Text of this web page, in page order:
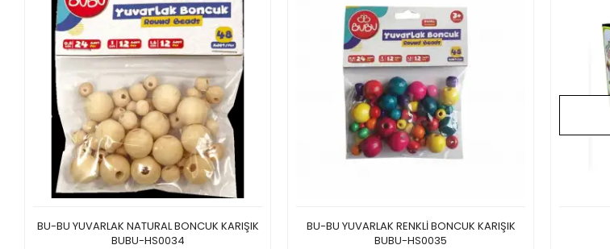
BU-BU YUVARLAK NATURAL BONCUK KARIŞIK
BUBU-HS0034
BU-BU YUVARLAK RENKLİ BONCUK KARIŞIK
BUBU-HS0035